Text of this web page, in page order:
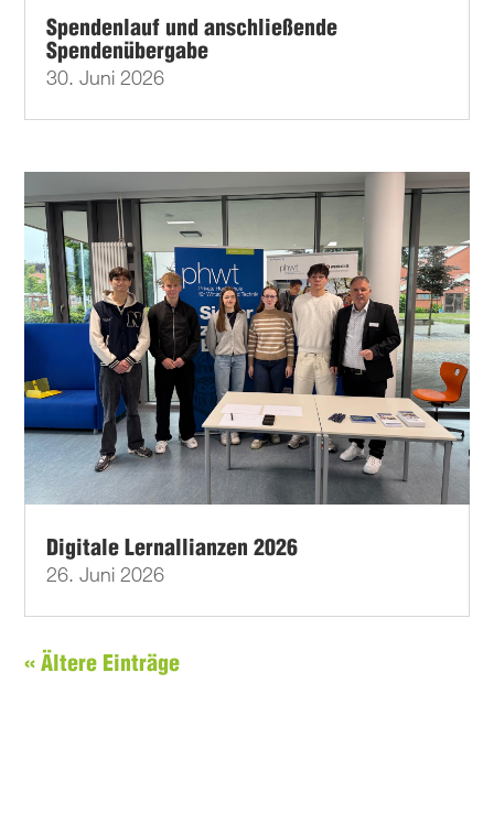
Spendenlauf und anschließende
Spendenübergabe
30. Juni 2026
Digitale Lernallianzen 2026
26. Juni 2026
« Ältere Einträge